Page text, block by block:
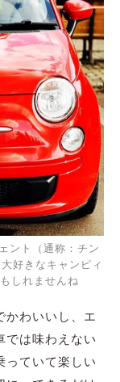
ント（通称：チン
好きなキャンピィ
しれませんね
かわいいし、エ
では味わえない
っていて楽しい